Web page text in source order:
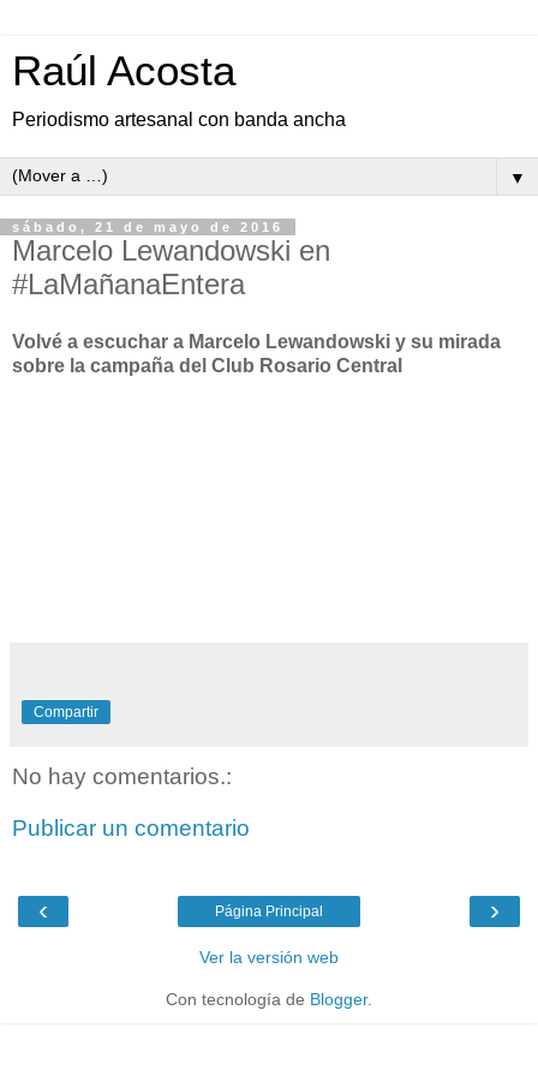
Raúl Acosta
Periodismo artesanal con banda ancha
▼
sábado, 21 de mayo de 2016
Marcelo Lewandowski en
#LaMañanaEntera
Volvé a escuchar a Marcelo Lewandowski y su mirada
sobre la campaña del Club Rosario Central
Compartir
No hay comentarios.:
Publicar un comentario
‹ ›
Página Principal
Ver la versión web
Con tecnología de Blogger.